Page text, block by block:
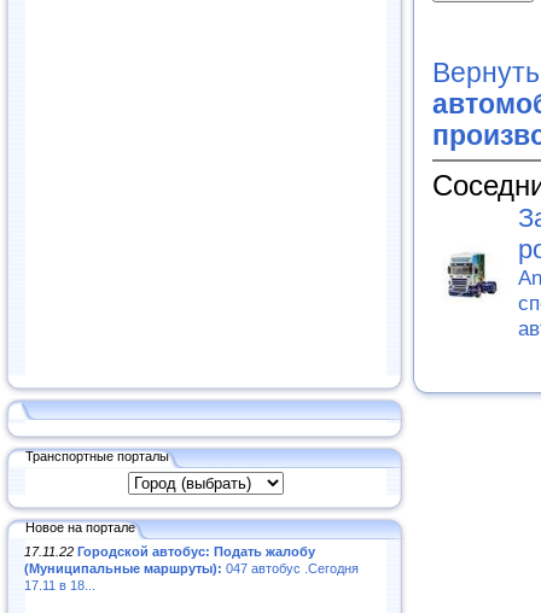
Транспортные порталы
Новое на портале
17.11.22 Городской автобус: Подать жалобу
(Муниципальные маршруты): 047 автобус .Сегодня
17.11 в 18...